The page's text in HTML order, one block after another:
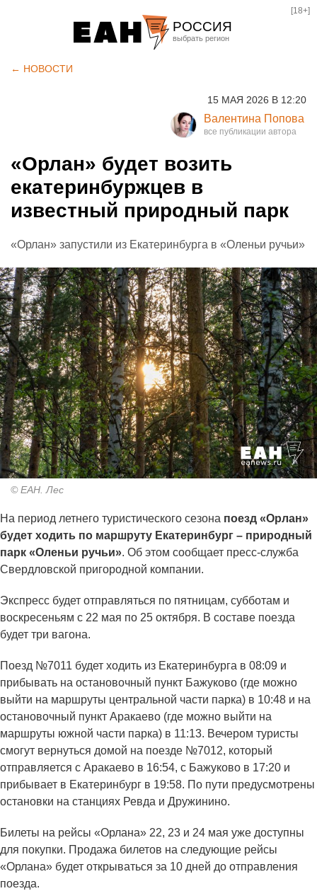
РОССИЯ
Курган
Оренбург
[18+]
← НОВОСТИ
15 МАЯ 2026 В 12:20
Валентина Попова
«Орлан» будет возить
екатеринбуржцев в
известный природный парк
«Орлан» запустили из Екатеринбурга в «Оленьи ручьи»
© ЕАН. Лес
На период летнего туристического сезона поезд «Орлан»
будет ходить по маршруту Екатеринбург – природный
парк «Оленьи ручьи». Об этом сообщает пресс-служба
Свердловской пригородной компании.
Экспресс будет отправляться по пятницам, субботам и
воскресеньям с 22 мая по 25 октября. В составе поезда
будет три вагона.
Поезд №7011 будет ходить из Екатеринбурга в 08:09 и
прибывать на остановочный пункт Бажуково (где можно
выйти на маршруты центральной части парка) в 10:48 и на
остановочный пункт Аракаево (где можно выйти на
маршруты южной части парка) в 11:13. Вечером туристы
смогут вернуться домой на поезде №7012, который
отправляется с Аракаево в 16:54, с Бажуково в 17:20 и
прибывает в Екатеринбург в 19:58. По пути предусмотрены
остановки на станциях Ревда и Дружинино.
Билеты на рейсы «Орлана» 22, 23 и 24 мая уже доступны
для покупки. Продажа билетов на следующие рейсы
«Орлана» будет открываться за 10 дней до отправления
поезда.